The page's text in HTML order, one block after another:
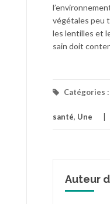
végétales peu
les lentilles et
sain doit
Catégories :
santé, Une
Auteur